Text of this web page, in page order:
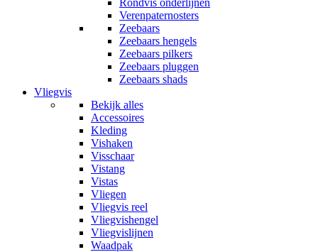
Rondvis onderlijnen
Verenpaternosters
Zeebaars
Zeebaars hengels
Zeebaars pilkers
Zeebaars pluggen
Zeebaars shads
Vliegvis
Bekijk alles
Accessoires
Kleding
Vishaken
Visschaar
Vistang
Vistas
Vliegen
Vliegvis reel
Vliegvishengel
Vliegvislijnen
Waadpak